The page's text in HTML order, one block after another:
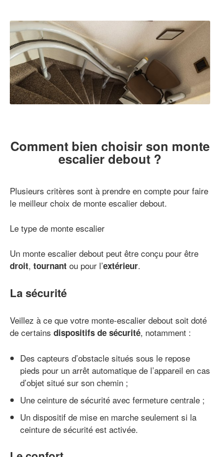
Comment bien choisir son monte
escalier debout ?
Plusieurs critères sont à prendre en compte pour faire
le meilleur choix de monte escalier debout.
Le type de monte escalier
Un monte escalier debout peut être conçu pour être
droit, tournant ou pour l’extérieur.
La sécurité
Veillez à ce que votre monte-escalier debout soit doté
de certains dispositifs de sécurité, notamment :
Des capteurs d’obstacle situés sous le repose
pieds pour un arrêt automatique de l’appareil en cas
d’objet situé sur son chemin ;
Une ceinture de sécurité avec fermeture centrale ;
Un dispositif de mise en marche seulement si la
ceinture de sécurité est activée.